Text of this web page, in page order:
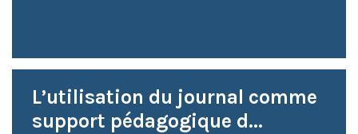
L’utilisation du journal comme
support pédagogique d...